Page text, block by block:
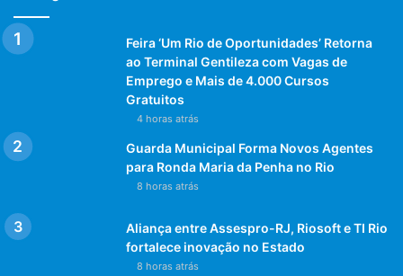
Feira ‘Um Rio de Oportunidades’ Retorna
ao Terminal Gentileza com Vagas de
Emprego e Mais de 4.000 Cursos
Gratuitos
4 horas atrás
Guarda Municipal Forma Novos Agentes
para Ronda Maria da Penha no Rio
8 horas atrás
Aliança entre Assespro-RJ, Riosoft e TI Rio
fortalece inovação no Estado
8 horas atrás